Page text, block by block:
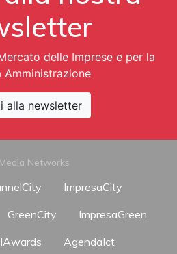
delle Imprese e per la
Amministrazione
alla newsletter
Networks
ImpresaCity
GreenCity
ImpresaGreen
AgendaIct